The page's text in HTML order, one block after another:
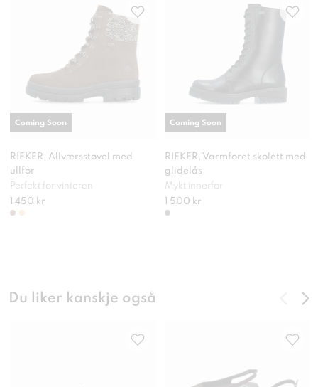
RIEKER, Allværsstøvel med
ullfor
Perfekt for vinteren
1 450 kr
Coming Soon
RIEKER, Varmforet skolett med
glidelås
Mykt innerfor
1 500 kr
Coming Soon
Du liker kanskje også